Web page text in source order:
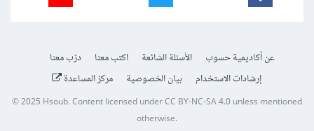
عن أكاديمية حسوب الأسئلة الشائعة اكتب معنا
درّب معنا
إرشادات الاستخدام
بيان الخصوصية مركز المساعدة
© 2025Hsoub.Content licensed underCC BY-NC-SA 4.0unless mentioned
otherwise.